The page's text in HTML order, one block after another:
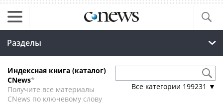
Разделы
Индексная книга (каталог)
CNews*
Получите все материалы
CNews по ключевому слову
Все категории 199231 ▼